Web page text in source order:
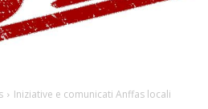
Iniziative e comunicati Anffas locali